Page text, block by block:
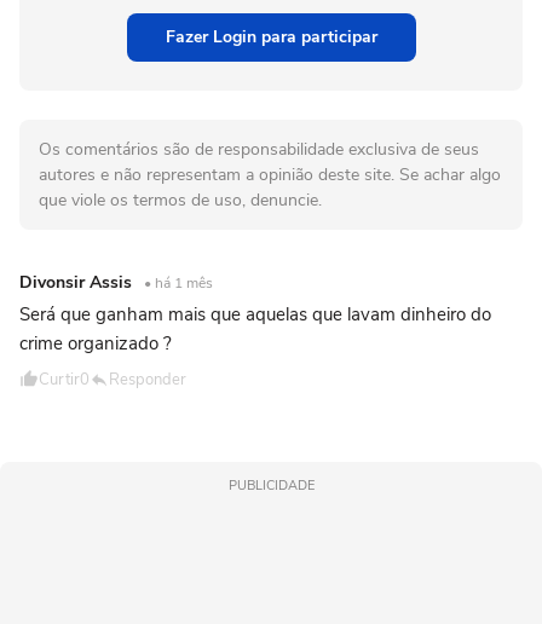
Fazer Login para participar
Os comentários são de responsabilidade exclusiva de seus
autores e não representam a opinião deste site. Se achar algo
que viole os termos de uso, denuncie.
Divonsir Assis • há 1 mês
Será que ganham mais que aquelas que lavam dinheiro do
crime organizado ?
Curtir0 Responder
PUBLICIDADE